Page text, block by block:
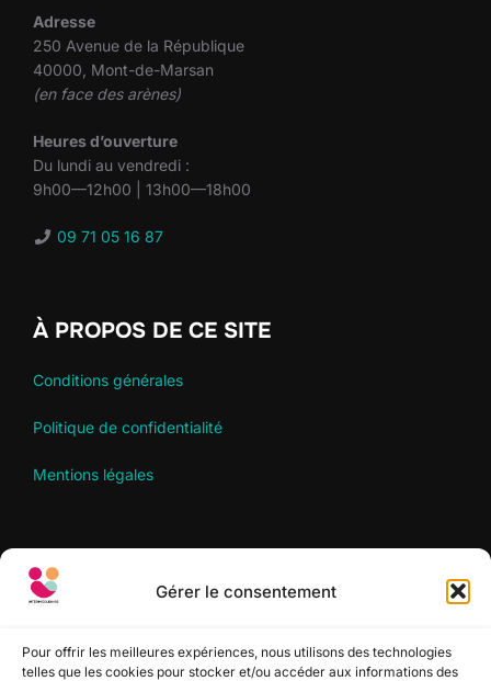
Gérer le consentement
Pour offrir les meilleures expériences, nous utilisons des technologies
telles que les cookies pour stocker et/ou accéder aux informations des
Adresse
250 Avenue de la République
40000, Mont-de-Marsan
(en face des arènes)
Heures d’ouverture
Du lundi au vendredi :
9h00—12h00 | 13h00—18h00
09 71 05 16 87
À PROPOS DE CE SITE
Conditions générales
Politique de confidentialité
Mentions légales
RECHERCHER